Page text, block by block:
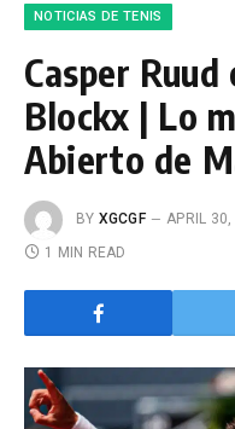
NOTICIAS DE TENIS
Casper
Blockx | Lo
Abierto de
BY XGCGF APRIL
1 MIN READ